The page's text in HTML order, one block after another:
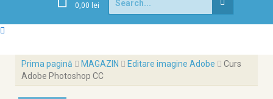
0,00 lei
Prima pagină MAGAZIN Editare imagine Adobe
Curs
Adobe Photoshop CC